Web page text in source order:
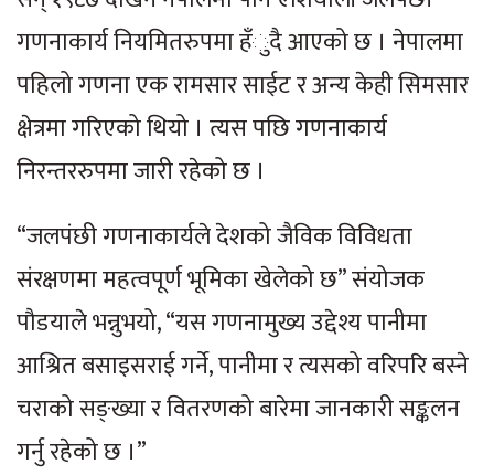
गणनाकार्य नियमितरुपमा हँुदै आएको छ । नेपालमा
पहिलो गणना एक रामसार साईट र अन्य केही सिमसार
क्षेत्रमा गरिएको थियो । त्यस पछि गणनाकार्य
निरन्तररुपमा जारी रहेको छ ।
“जलपंछी गणनाकार्यले देशको जैविक विविधता
संरक्षणमा महत्वपूर्ण भूमिका खेलेको छ” संयोजक
पौडयाले भन्नुभयो, “यस गणनामुख्य उद्देश्य पानीमा
आश्रित बसाइसराई गर्ने, पानीमा र त्यसको वरिपरि बस्ने
चराको सङ्ख्या र वितरणको बारेमा जानकारी सङ्कलन
गर्नु रहेको छ ।”